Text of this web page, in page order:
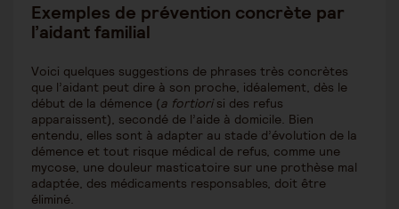
Exemples de prévention concrète par
l’aidant familial
Voici quelques suggestions de phrases très concrètes
que l’aidant peut dire à son proche, idéalement, dès le
début de la démence (a fortiorisi des refus
apparaissent), secondé de l’aide à domicile. Bien
entendu, elles sont à adapter au stade d’évolution de la
démence et tout risque médical de refus, comme une
mycose, une douleur masticatoire sur une prothèse mal
adaptée, des médicaments responsables, doit être
éliminé.